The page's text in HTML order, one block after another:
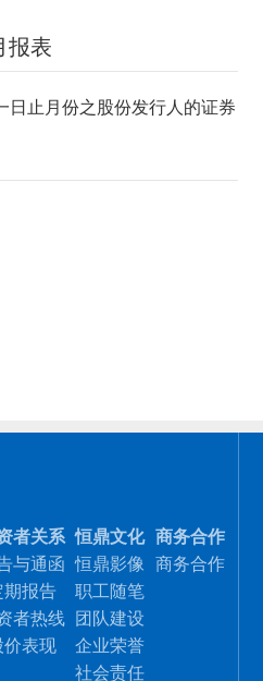
文化
合作
报表
日止月份之股份发行人的证券
者关系
与通函
期报告
者热线
价表现
恒鼎文化
恒鼎影像
职工随笔
团队建设
企业荣誉
社会责任
商务合作
商务合作